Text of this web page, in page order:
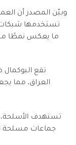
وبيّن المصدر أن
تستخدمها شبكات
ما يعكس نمطًا
تقع
العراق، مما
تستهدف الأسلحة،
جماعات مسلحة